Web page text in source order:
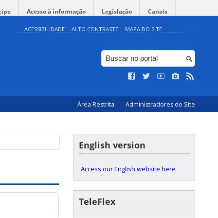
Acesso à informação Legislação Canais
ACESSIBILIDADE ALTO CONTRASTE MAPA DO SITE
Área Restrita Administradores do Site
Exposição | “Onde
Universitária - BU
English version
Access our English website here
TeleFlex